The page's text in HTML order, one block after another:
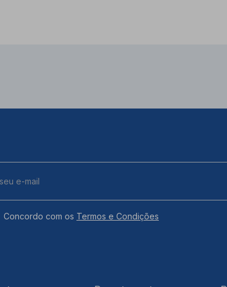
Concordo com os Termos e Condições